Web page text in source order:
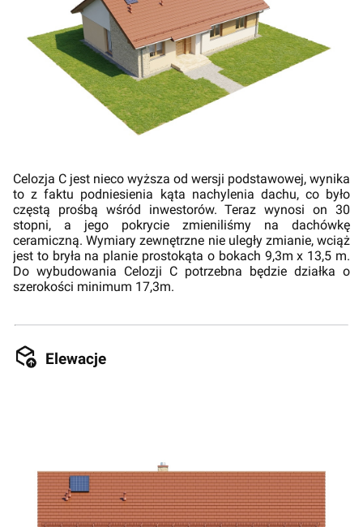
Celozja C jest nieco wyższa od wersji podstawowej, wynika
to z faktu podniesienia kąta nachylenia dachu, co było
częstą prośbą wśród inwestorów. Teraz wynosi on 30
stopni, a jego pokrycie zmieniliśmy na dachówkę
ceramiczną. Wymiary zewnętrzne nie uległy zmianie, wciąż
jest to bryła na planie prostokąta o bokach 9,3m x 13,5 m.
Do wybudowania Celozji C potrzebna będzie działka o
szerokości minimum 17,3m.
Elewacje